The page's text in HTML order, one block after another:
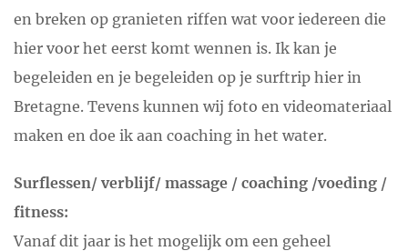
en breken op granieten riffen wat voor iedereen die
hier voor het eerst komt wennen is. Ik kan je
begeleiden en je begeleiden op je surftrip hier in
Bretagne. Tevens kunnen wij foto en videomateriaal
maken en doe ik aan coaching in het water.
Surflessen/ verblijf/ massage / coaching /voeding /
fitness:
Vanaf dit jaar is het mogelijk om een geheel